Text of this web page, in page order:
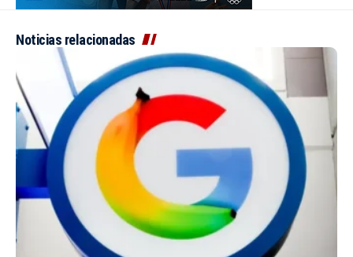
Noticias relacionadas